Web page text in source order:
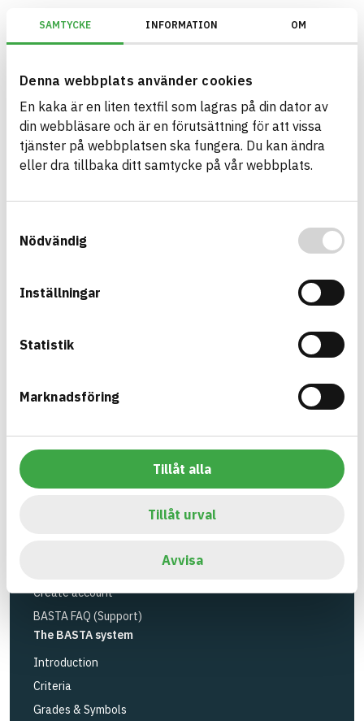
SAMTYCKE INFORMATION OM
Denna webbplats använder cookies
En kaka är en liten textfil som lagras på din dator av
din webbläsare och är en förutsättning för att vissa
tjänster på webbplatsen ska fungera. Du kan ändra
eller dra tillbaka ditt samtycke på vår webbplats.
Nödvändig
Inställningar
Statistik
Marknadsföring
Tillåt alla
Tillåt urval
Avvisa
Filter Reset filters
BREEAM SE/Generation V6.X (2023)/Kriterium: Mat 07 Farliga
Build with BASTA - conscious
offering free and publicly available information on
products. The BASTA system also offers criteria's
and grades with regard to phasing out hazardous
Byggföretagen
Tools
Create account
BASTA FAQ (Support)
The BASTA system
Introduction
Criteria
Grades & Symbols